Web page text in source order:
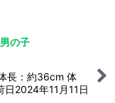
の子
長：約36cm 体
2024年11月11日